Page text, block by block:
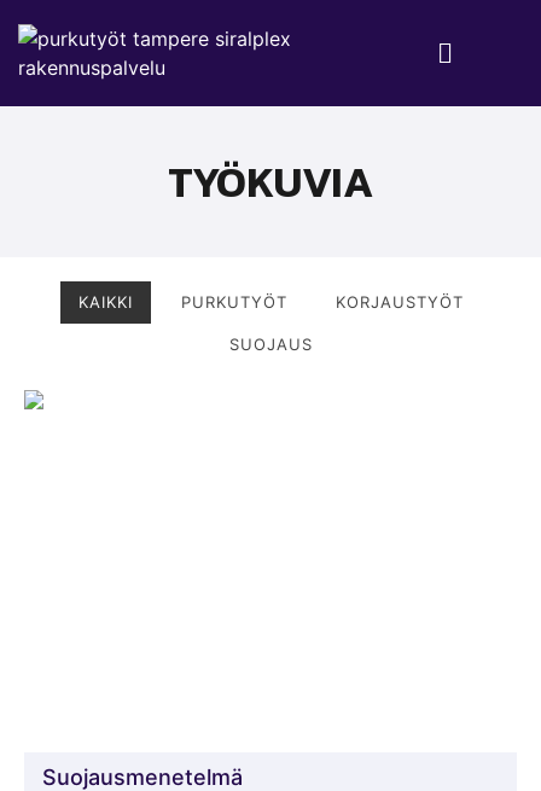
TYÖKUVIA
KAIKKI PURKUTYÖT KORJAUSTYÖT
SUOJAUS
Suojausmenetelmä